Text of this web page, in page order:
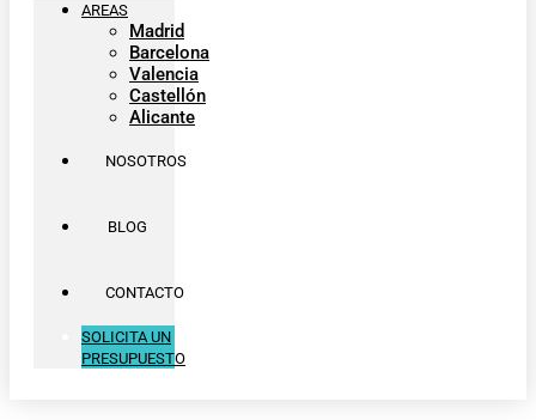
AREAS
Madrid
Barcelona
Valencia
Castellón
Alicante
NOSOTROS
BLOG
CONTACTO
SOLICITA UN
PRESUPUESTO